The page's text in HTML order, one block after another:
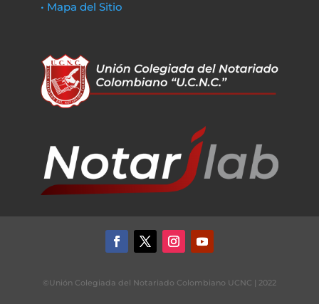
• Mapa del Sitio
©Unión Colegiada del Notariado Colombiano UCNC | 2022